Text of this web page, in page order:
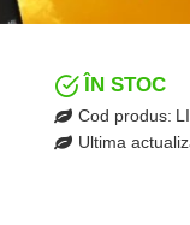
ÎN STOC
Cod produs:
Ultima